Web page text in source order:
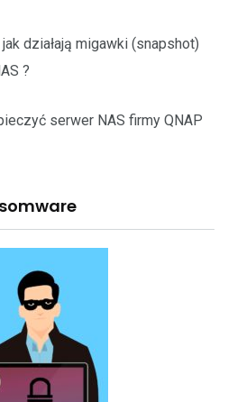
działają migawki (snapshot)
?
serwer NAS firmy QNAP